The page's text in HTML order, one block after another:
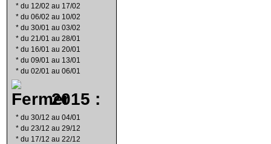
* du 12/02 au 17/02
* du 06/02 au 10/02
* du 30/01 au 03/02
* du 21/01 au 28/01
* du 16/01 au 20/01
* du 09/01 au 13/01
* du 02/01 au 06/01
2015 :
* du 30/12 au 04/01
* du 23/12 au 29/12
* du 17/12 au 22/12